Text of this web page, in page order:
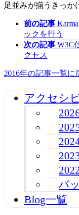
足並みが揃うきっか
前の記事
ックを行う
次の記事 W3C
クセス
2016年の記事一覧に
アクセシ
バ
Blog一覧